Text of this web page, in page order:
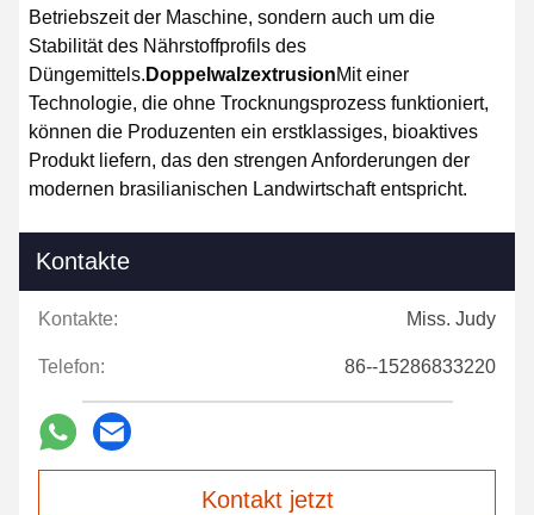
Betriebszeit der Maschine, sondern auch um die
Stabilität des Nährstoffprofils des
Düngemittels. DoppelwalzextrusionMit einer
Technologie, die ohne Trocknungsprozess funktioniert,
können die Produzenten ein erstklassiges, bioaktives
Produkt liefern, das den strengen Anforderungen der
modernen brasilianischen Landwirtschaft entspricht.
Kontakte
Kontakte: Miss. Judy
Telefon: 86--15286833220
Kontakt jetzt